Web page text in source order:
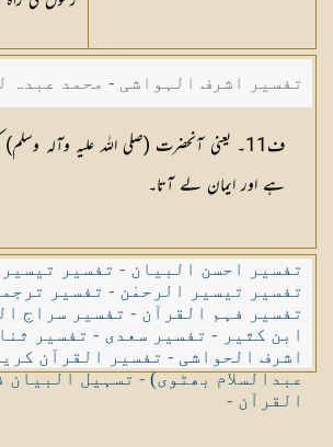
تفسیر اشرف الہواشی - محمد عبدہ
ف11۔ یعنی آنحضرت (صلی اللہ علیہ وآلہ وسلم)
ہے اور ایمان لے آتا۔
تفسیر احسن البیان - تفسیر
تفسیر تیسیر الرحمٰن - تفسیر
تفسیر فہم القرآن - تفسیر سراج
ابن کثیر - تفسیر سعدی - تفسیر
اشرف الحواشی - تفسیر القرآن
عبدالسلام بھٹوی)-تسہیل البیان
القرآن -